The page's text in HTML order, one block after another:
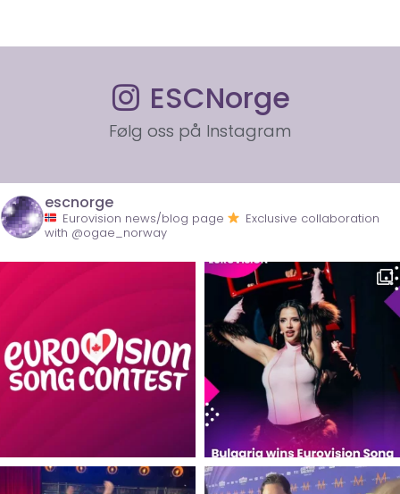
ESCNorge
Følg oss på Instagram
escnorge
Eurovision news/blog page
Exclusive collaboration
with @ogae_norway